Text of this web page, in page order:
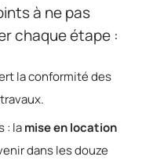
à ne pas
chaque étape :
la conformité des
: lamise en location
dans les douze